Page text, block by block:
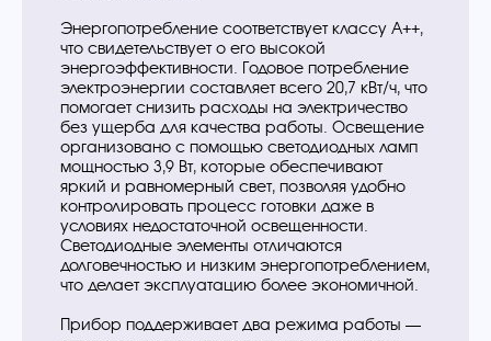
Энергопотребление соответствует классу A++,
что свидетельствует о его высокой
энергоэффективности. Годовое потребление
электроэнергии составляет всего 20,7 кВт/ч, что
помогает снизить расходы на электричество
без ущерба для качества работы. Освещение
организовано с помощью светодиодных ламп
мощностью 3,9 Вт, которые обеспечивают
яркий и равномерный свет, позволяя удобно
контролировать процесс готовки даже в
условиях недостаточной освещенности.
Светодиодные элементы отличаются
долговечностью и низким энергопотреблением,
что делает эксплуатацию более экономичной.
Прибор поддерживает два режима работы —